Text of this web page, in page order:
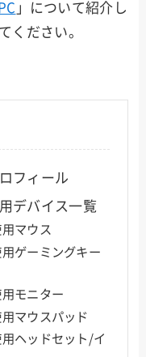
」について紹介し
ください。
フィール
デバイス一覧
マウス
ゲーミングキー
モニター
マウスパッド
ヘッドセット/イ